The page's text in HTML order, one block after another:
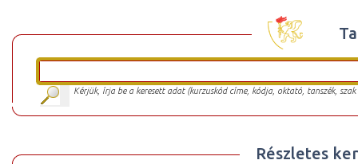
Kérjük, írja be a keresett adat (kurzuskód címe, kódja, oktató, tanszék,
Részletes